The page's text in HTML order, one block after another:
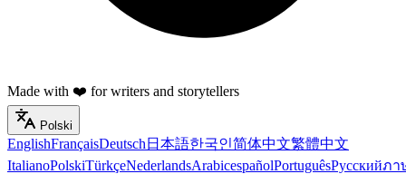
Made with ❤️ for writers and storytellers
Polski
EnglishFrançaisDeutsch 日本語한국인简体中文繁體中文
ItalianoPolskiTürkçeNederlandsArabicespañolPortuguêsРусскийภา